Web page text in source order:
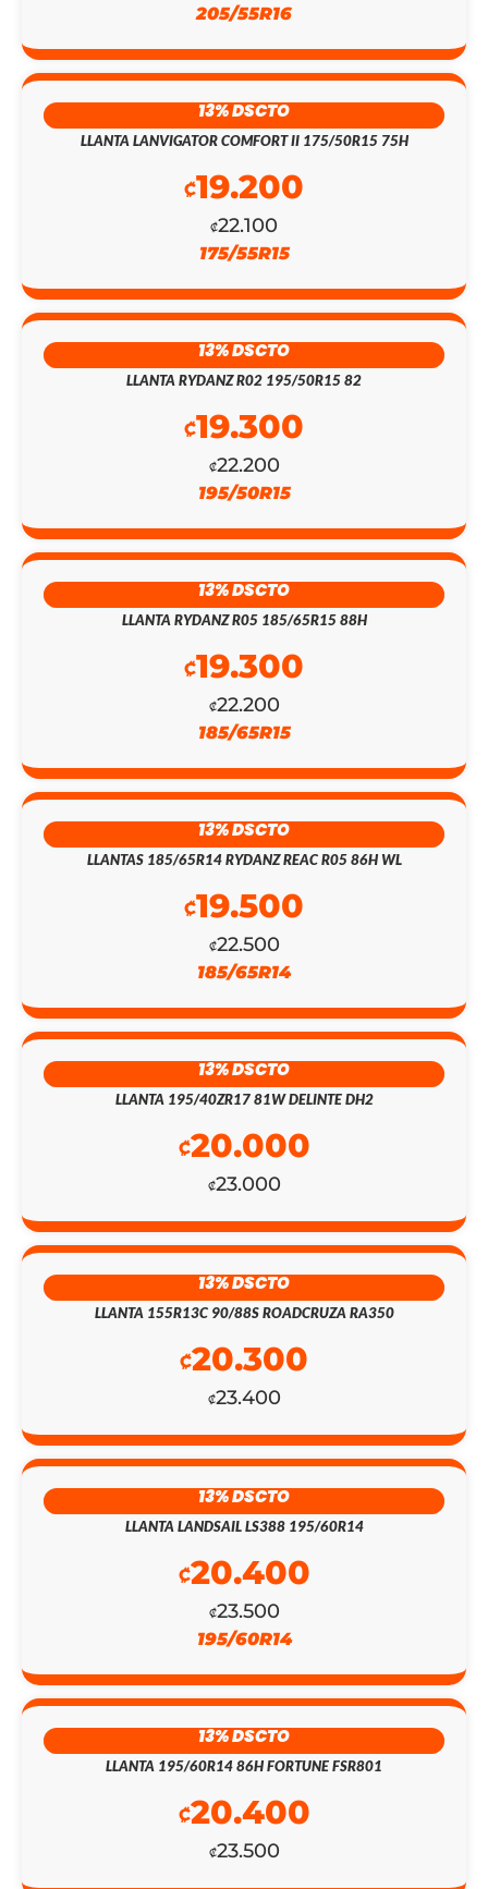
205/55R16
13% DSCTO
LLANTA LANVIGATOR COMFORT II 175/50R15 75H
₡22.100
₡19.200
175/55R15
13% DSCTO
LLANTA RYDANZ R02 195/50R15 82
₡22.200
₡19.300
195/50R15
13% DSCTO
LLANTA RYDANZ R05 185/65R15 88H
₡22.200
₡19.300
185/65R15
13% DSCTO
LLANTAS 185/65R14 RYDANZ REAC R05 86H WL
₡22.500
₡19.500
185/65R14
13% DSCTO
LLANTA 195/40ZR17 81W DELINTE DH2
₡23.000
₡20.000
13% DSCTO
LLANTA 155R13C 90/88S ROADCRUZA RA350
₡23.400
₡20.300
13% DSCTO
LLANTA LANDSAIL LS388 195/60R14
₡23.500
₡20.400
195/60R14
13% DSCTO
LLANTA 195/60R14 86H FORTUNE FSR801
₡23.500
₡20.400
ERA:
₡442.300.
ES:
₡128.200.
EL
PRECIO
EL
PRECIO
EL
PRECIO
ORIGINAL
EL
PRECIO
ACTUAL